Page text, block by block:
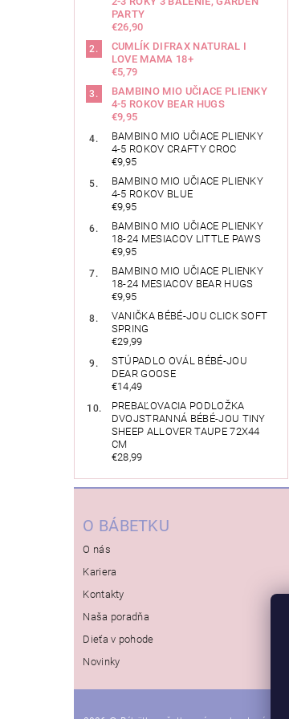
PARTY
€26,90
CUMLÍK DIFRAX NATURAL I
LOVE MAMA 18+
€5,79
BAMBINO MIO UČIACE PLIENKY
4-5 ROKOV BEAR HUGS
€9,95
BAMBINO MIO UČIACE PLIENKY
4-5 ROKOV CRAFTY CROC
€9,95
BAMBINO MIO UČIACE PLIENKY
4-5 ROKOV BLUE
€9,95
BAMBINO MIO UČIACE PLIENKY
18-24 MESIACOV LITTLE PAWS
€9,95
BAMBINO MIO UČIACE PLIENKY
18-24 MESIACOV BEAR HUGS
€9,95
VANIČKA BÉBÉ-JOU CLICK SOFT
SPRING
€29,99
STÚPADLO OVÁL BÉBÉ-JOU
DEAR GOOSE
€14,49
PREBAĽOVACIA PODLOŽKA
DVOJSTRANNÁ BÉBÉ-JOU TINY
SHEEP ALLOVER TAUPE 72X44
CM
€28,99
O BÁBETKU
O nás
Kariera
Kontakty
Naša poradňa
Dieťa v pohode
Novinky